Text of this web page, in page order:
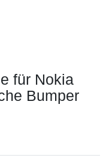
für Nokia
Bumper